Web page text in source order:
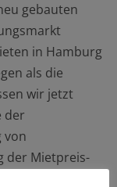
gebauten
in Hamburg
als die
wir jetzt
der
von
der Mietpreis-